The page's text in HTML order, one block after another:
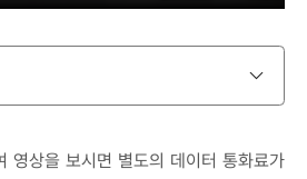
영상을 보시면 별도의 데이터 통화료가